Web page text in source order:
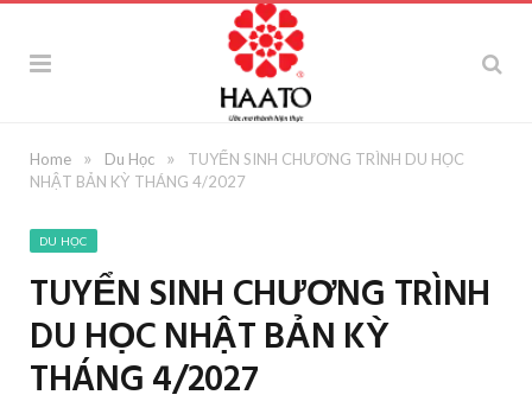
Home » Du Học »
TUYỂN SINH CHƯƠNG TRÌNH DU HỌC
NHẬT BẢN KỲ THÁNG 4/2027
DU HỌC
TUYỂN SINH CHƯƠNG TRÌNH
DU HỌC NHẬT BẢN KỲ
THÁNG 4/2027